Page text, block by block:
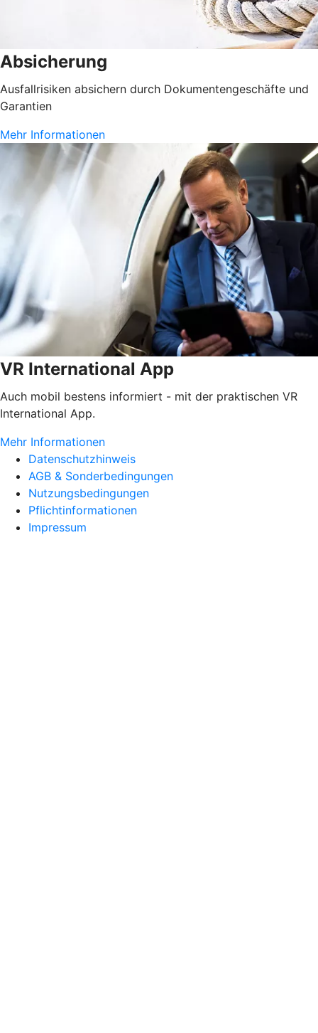
Absicherung
Ausfallrisiken absichern durch Dokumentengeschäfte und
Garantien
Mehr Informationen
VR International App
Auch mobil bestens informiert - mit der praktischen VR
International App.
Mehr Informationen
Datenschutzhinweis
AGB & Sonderbedingungen
Nutzungsbedingungen
Pflichtinformationen
Impressum